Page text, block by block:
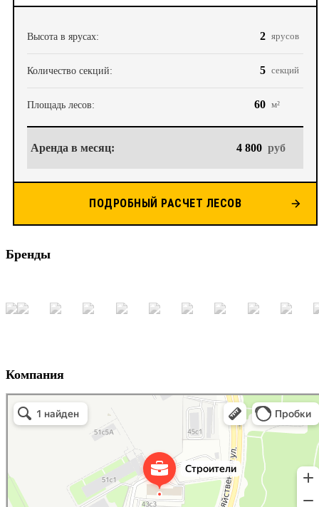
Высота в ярусах: 2 ярусов
Количество секций: 5 секций
Площадь лесов: 60 м²
Аренда в месяц: 4 800 руб
ПОДРОБНЫЙ РАСЧЕТ ЛЕСОВ
Бренды
Компания